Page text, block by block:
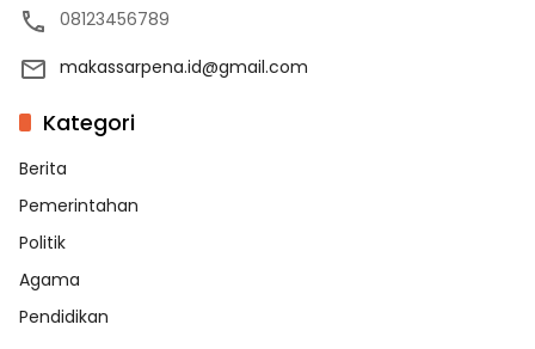
08123456789
makassarpena.id@gmail.com
Kategori
Berita
Pemerintahan
Politik
Agama
Pendidikan